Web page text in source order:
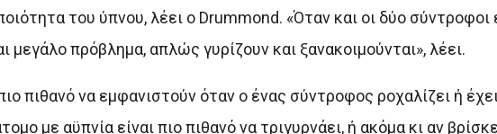
του ύπνου, λέει ο Drummond. «Όταν και οι δύο σύντροφοι
μεγάλο πρόβλημα, απλώς γυρίζουν και ξανακοιμούνται», λέει.
πιθανό να εμφανιστούν όταν ο ένας σύντροφος ροχαλίζει ή
με αϋπνία είναι πιο πιθανό να τριγυρνάει, ή ακόμα κι αν